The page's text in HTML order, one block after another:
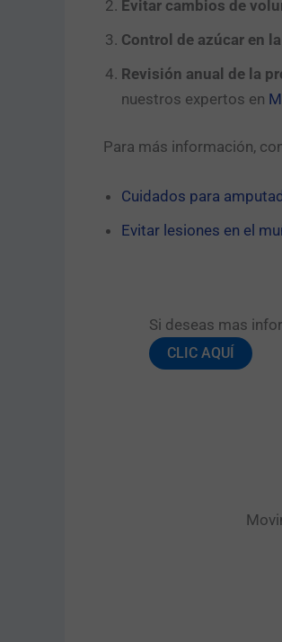
Evitar cambios de
Control de azúcar en
Revisión anual de la
nuestros expertos en
Para más información,
Cuidados para
Evitar lesiones en el
Si deseas mas
CLIC AQUÍ